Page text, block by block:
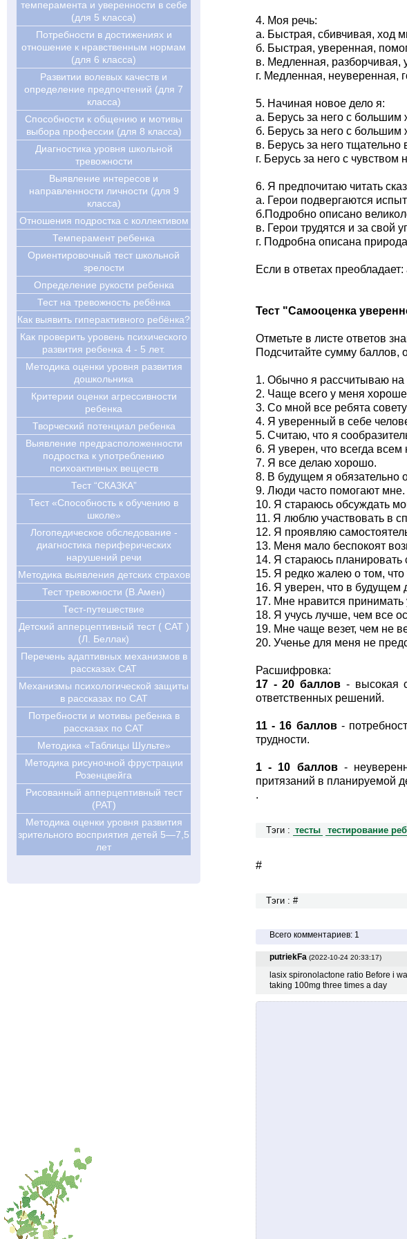
4. Моя речь:
а. Быстрая, сбивчивая, ход
б. Быстрая, уверенная,
в. Медленная, разборчивая,
г. Медленная, неуверенная,
5. Начиная новое дело я:
а. Берусь за него с
б. Берусь за него с
в. Берусь за него
г. Берусь за него с чувством
6. Я предпочитаю читать
а. Герои подвергаются
б.Подробно описано
в. Герои трудятся и за свой
г. Подробна описана
Если в ответах
Тест "Самооценка
Отметьте в листе ответов
Подсчитайте сумму баллов,
1. Обычно я рассчитываю на
2. Чаще всего у меня
3. Со мной все ребята
4. Я уверенный в себе
5. Считаю, что я
6. Я уверен, что всегда всем
7. Я все делаю хорошо.
8. В будущем я обязательно
9. Люди часто помогают мне.
10. Я стараюсь обсуждать
11. Я люблю участвовать в
12. Я проявляю
13. Меня мало беспокоят
14. Я стараюсь планировать
15. Я редко жалею о том, что
16. Я уверен, что в будущем
17. Мне нравится принимать
18. Я учусь лучше, чем все
19. Мне чаще везет, чем не
20. Ученье для меня не
Расшифровка:
17 - 20 баллов - высокая
ответственных решений.
11 - 16 баллов-
трудности.
1 - 10 баллов-
притязаний в планируемой
.
Тэги : тесты тестирование
#
Тэги : #
Всего комментариев: 1
putriekFa (2022-10-24 20:33:17)
lasix spironolactone ratio Before i
taking 100mg three times a day
темперамента и уверенности в себе
(для 5 класса)
Потребности в достижениях и
отношение к нравственным нормам
(для 6 класса)
Развитии волевых качеств и
определение предпочтений (для 7
класса)
Cпособности к общению и мотивы
выбора профессии (для 8 класса)
Диагностика уровня школьной
тревожности
Выявление интересов и
направленности личности (для 9
класса)
Отношения подростка с коллективом
Темперамент ребенка
Ориентировочный тест школьной
зрелости
Определение рукости ребенка
Тест на тревожность ребёнка
Как выявить гиперактивного ребёнка?
Как проверить уровень психического
развития ребенка 4 - 5 лет.
Методика оценки уровня развития
дошкольника
Критерии оценки агрессивности
ребенка
Творческий потенциал ребенка
Выявление предрасположенности
подростка к употреблению
психоактивных веществ
Тест “СКАЗКА”
Тест «Способность к обучению в
школе»
Логопедическое обследование -
диагностика периферических
нарушений речи
Методика выявления детских страхов
Тест тревожности (В.Амен)
Тест-путешествие
Детский апперцептивный тест ( CAT )
(Л. Беллак)
Перечень адаптивных механизмов в
рассказах CAT
Механизмы психологической защиты
в рассказах по САТ
Потребности и мотивы ребенка в
рассказах по САТ
Методика «Таблицы Шульте»
Методика рисуночной фрустрации
Розенцвейга
Рисованный апперцептивный тест
(РАТ)
Методика оценки уровня развития
зрительного восприятия детей 5—7,5
лет